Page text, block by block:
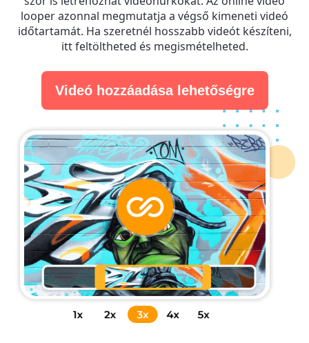
looper azonnal megmutatja a végső kimeneti videó
időtartamát. Ha szeretnél hosszabb videót készíteni,
itt feltöltheted és megismételheted.
Videó hozzáadása lehetőségre